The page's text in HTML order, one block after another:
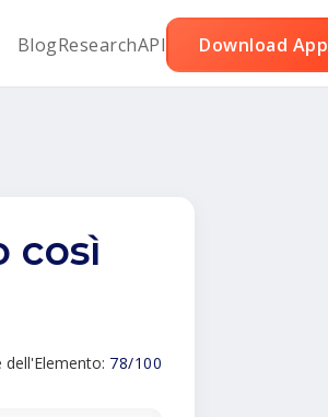
BlogResearchAPI Download App
così
dell'Elemento: 78/100